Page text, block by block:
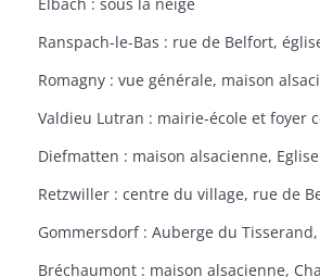
Romagny : vue générale, maison